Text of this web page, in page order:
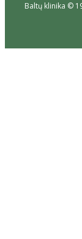
Baltų klinika ©